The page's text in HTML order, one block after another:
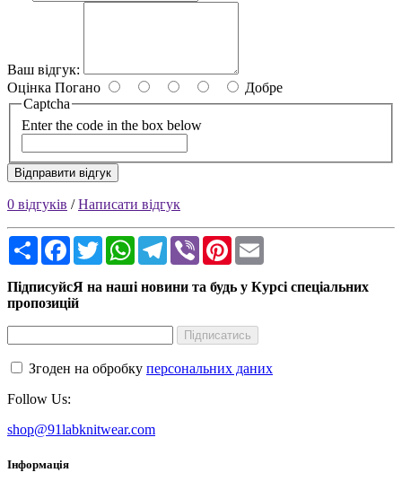
Ваш відгук:
Оцінка Погано
Добре
Captcha
Enter the code in the box below
Відправити відгук
0 відгуків /Написати відгук
Share Facebook
TwitterWhatsAppTelegram
Viber Pinterest
ПідписуйсЯ на наші новини та будь у Курсі спеціальних
пропозицій
Підписатись
Згоден на обробку персональних даних
Follow Us:
shop@91labknitwear.com
Інформація